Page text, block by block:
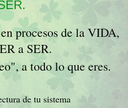
procesos de la VIDA,
a SER.
", a todo lo que eres.
de tu sistema